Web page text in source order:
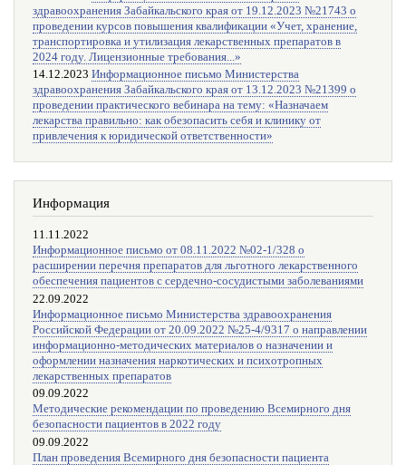
здравоохранения Забайкальского края от 19.12.2023 №21743 о
проведении курсов повышения квалификации «Учет, хранение,
транспортировка и утилизация лекарственных препаратов в
2024 году. Лицензионные требования...»
14.12.2023 Информационное письмо Министерства
здравоохранения Забайкальского края от 13.12.2023 №21399 о
проведении практического вебинара на тему: «Назначаем
лекарства правильно: как обезопасить себя и клинику от
привлечения к юридической ответственности»
Информация
11.11.2022
Информационное письмо от 08.11.2022 №02-1/328 о
расширении перечня препаратов для льготного лекарственного
обеспечения пациентов с сердечно-сосудистыми заболеваниями
22.09.2022
Информационное письмо Министерства здравоохранения
Российской Федерации от 20.09.2022 №25-4/9317 о направлении
информационно-методических материалов о назначении и
оформлении назначения наркотических и психотропных
лекарственных препаратов
09.09.2022
Методические рекомендации по проведению Всемирного дня
безопасности пациентов в 2022 году
09.09.2022
План проведения Всемирного дня безопасности пациента